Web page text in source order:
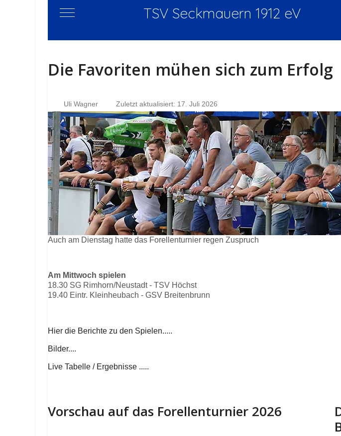
Mobile Menu Toggle TSV Seckmauern 1912 eV
Die Favoriten mühen sich zum Erfolg
Uli Wagner Zuletzt aktualisiert: 17. Juli 2026
Auch am Dienstag hatte das Forellenturnier regen Zuspruch
Am Mittwoch spielen
18.30 SG Rimhorn/Neustadt - TSV Höchst
19.40 Eintr. Kleinheubach - GSV Breitenbrunn
Hier die Berichte zu den Spielen.....
Bilder....
Live Tabelle / Ergebnisse .....
Vorschau auf das Forellenturnier 2026